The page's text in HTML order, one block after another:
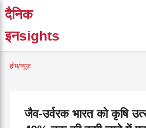
दैनिक
इनsights
होम/न्यूज़
जैव-उर्वरक भारत को कृषि